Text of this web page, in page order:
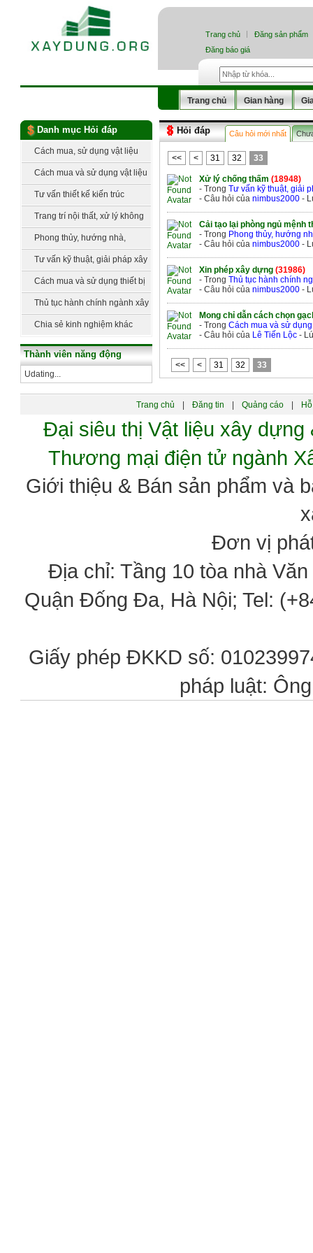
Trang chủ
Đăng sản phẩm
Đăng báo giá
Trang chủ Gian hàng
Danh mục Hỏi đáp
Cách mua, sử dụng vật liệu
xây thô
Cách mua và sử dụng vật liệu
hoàn thiện
Tư vấn thiết kế kiến trúc
Trang trí nội thất, xử lý không
gianPhong thủy, hướng nhà,
hướng bếp, hướng đất
Tư vấn kỹ thuật, giải pháp xây
dựngCách mua và sử dụng thiết bị
cơ, điện lạnh
Thủ tục hành chính ngành xây
dựngChia sẻ kinh nghiệm khác
Thành viên năng động
Udating...
Hỏi đáp Câu hỏi mới nhất
<< < 31 32 33
Xử lý chống thấm(18948)
- TrongTư vấn kỹ thuật, giải
- Câu hỏi củanimbus2000 -
Cải tạo lại phòng ngủ mệnh
- Trong Phong thủy, hướng
- Câu hỏi củanimbus2000 -
Xin phép xây dựng(31986)
- TrongThủ tục hành chính
- Câu hỏi củanimbus2000 -
Mong chỉ dẫn cách chọn
- TrongCách mua và sử
- Câu hỏi của Lê Tiến Lộc -
<< < 31 32 33
Trang chủ Đăng tin Quảng cáo
Đại siêu thị Vật liệu xây
Thương mại điện tử ngành
Giới thiệu & Bán sản phẩm và
Đơn vị
Địa chỉ: Tầng 10 tòa nhà
Quận Đống Đa, Hà Nội; Tel:
Giấy phép ĐKKD số:
pháp luật: